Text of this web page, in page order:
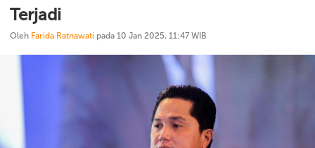
Terjadi
Oleh Farida Ratnawati pada 10 Jan 2025, 11:47 WIB